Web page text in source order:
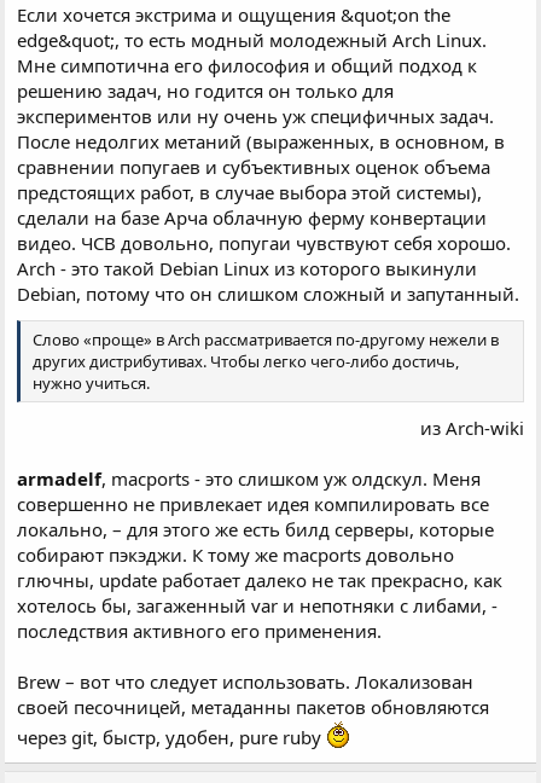
Если хочется экстрима и ощущения &quot;on the
edge&quot;, то есть модный молодежный Arch Linux.
Мне симпотична его философия и общий подход к
решению задач, но годится он только для
экспериментов или ну очень уж специфичных задач.
После недолгих метаний (выраженных, в основном, в
сравнении попугаев и субъективных оценок объема
предстоящих работ, в случае выбора этой системы),
сделали на базе Арча облачную ферму конвертации
видео. ЧСВ довольно, попугаи чувствуют себя хорошо.
Arch - это такой Debian Linux из которого выкинули
Debian, потому что он слишком сложный и запутанный.
Слово «проще» в Arch рассматривается по-другому нежели в
других дистрибутивах. Чтобы легко чего-либо достичь,
нужно учиться.
из Arch-wiki​
armadelf, macports - это слишком уж олдскул. Меня
совершенно не привлекает идея компилировать все
локально, – для этого же есть билд серверы, которые
собирают пэкэджи. К тому же macports довольно
глючны, update работает далеко не так прекрасно, как
хотелось бы, загаженный var и непотняки с либами, -
последствия активного его применения.
Brew – вот что следует использовать. Локализован
своей песочницей, метаданны пакетов обновляются
через git, быстр, удобен, pure ruby